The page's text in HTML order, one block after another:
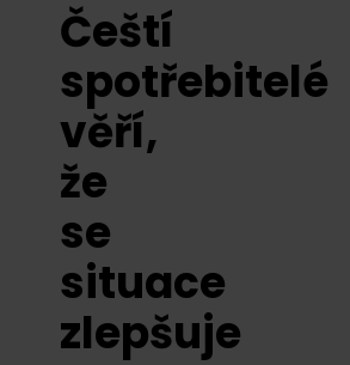
Čeští
spotřebitelé
věří,
že
se
situace
zlepšuje